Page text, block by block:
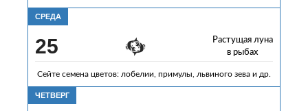
СРЕДА
25
Растущая луна
в рыбах
Сейте семена цветов: лобелии, примулы, львиного зева и др.
ЧЕТВЕРГ